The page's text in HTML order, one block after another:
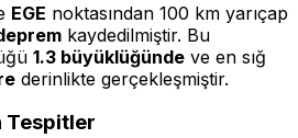
EGE noktasından 100 km yarıçap
kaydedilmiştir. Bu
1.3 büyüklüğünde ve en sığ
derinlikte gerçekleşmiştir.
Tespitler